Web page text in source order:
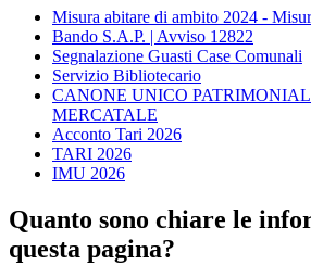
Misura abitare di ambito 2024 -
Bando S.A.P. | Avviso 12822
Segnalazione Guasti Case Comunali
Servizio Bibliotecario
CANONE UNICO
MERCATALE
Acconto Tari 2026
TARI 2026
IMU 2026
Quanto sono chiare le
questa pagina?